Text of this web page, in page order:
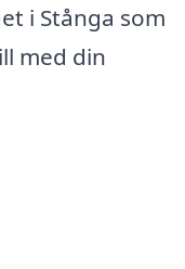
i Stånga som
med din